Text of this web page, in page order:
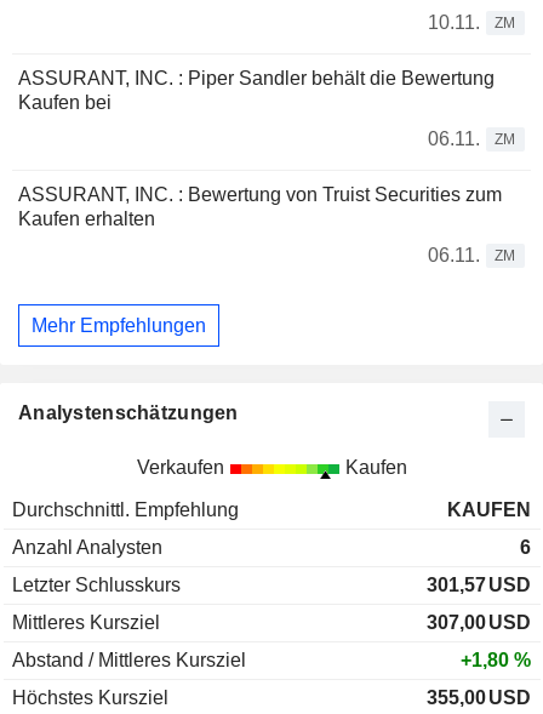
10.11.
ZM
ASSURANT, INC. : Piper Sandler behält die Bewertung
Kaufen bei
06.11.
ZM
ASSURANT, INC. : Bewertung von Truist Securities zum
Kaufen erhalten
06.11.
ZM
Mehr Empfehlungen
Analystenschätzungen
Verkaufen Kaufen
Durchschnittl. Empfehlung
KAUFEN
Anzahl Analysten
6
Letzter Schlusskurs
301,57USD
Mittleres Kursziel
307,00USD
Abstand / Mittleres Kursziel
+1,80 %
Höchstes Kursziel
355,00USD